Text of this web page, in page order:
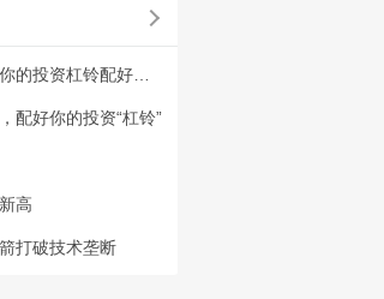
配好你的投资“杠铃”
高
打破技术垄断